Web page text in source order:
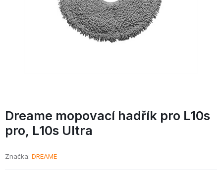
Dreame mopovací hadřík pro L10s
pro, L10s Ultra
Značka DREAME